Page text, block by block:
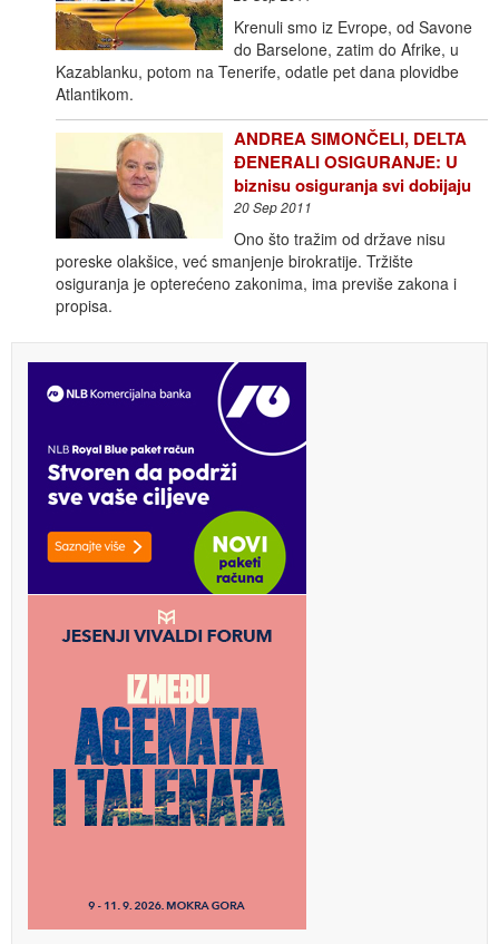
Krenuli smo iz Evrope, od Savone
do Barselone, zatim do Afrike, u
Kazablanku, potom na Tenerife, odatle pet dana plovidbe
Atlantikom.
ANDREA SIMONČELI, DELTA
ĐENERALI OSIGURANJE: U
biznisu osiguranja svi dobijaju
20 Sep 2011
Ono što tražim od države nisu
poreske olakšice, već smanjenje birokratije. Tržište
osiguranja je opterećeno zakonima, ima previše zakona i
propisa.